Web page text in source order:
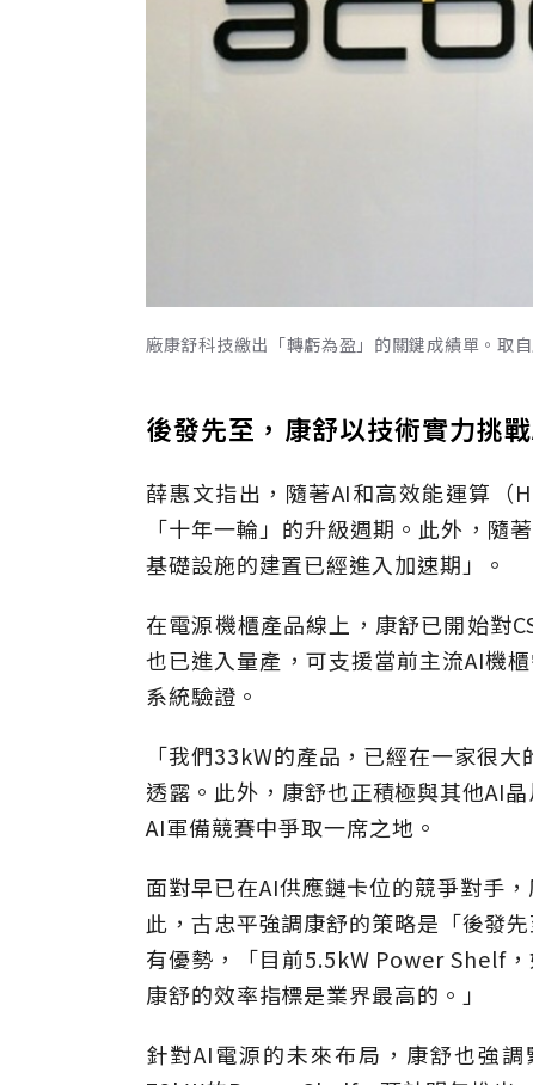
廠康舒科技繳出「轉虧為盈」的關鍵成績單。取
後發先至，康舒以技術實力挑
薛惠文指出，隨著AI和高效能運算（
「十年一輪」的升級週期。此外，隨
基礎設施的建置已經進入加速期」。
在電源機櫃產品線上，康舒已開始對
也已進入量產，可支援當前主流AI機
系統驗證。
「我們33kW的產品，已經在一家很
透露。此外，康舒也正積極與其他AI
AI軍備競賽中爭取一席之地。
面對早已在AI供應鏈卡位的競爭對手
此，古忠平強調康舒的策略是「後發
有優勢，「目前5.5kW Power Shelf
康舒的效率指標是業界最高的。」
針對AI電源的未來布局，康舒也強